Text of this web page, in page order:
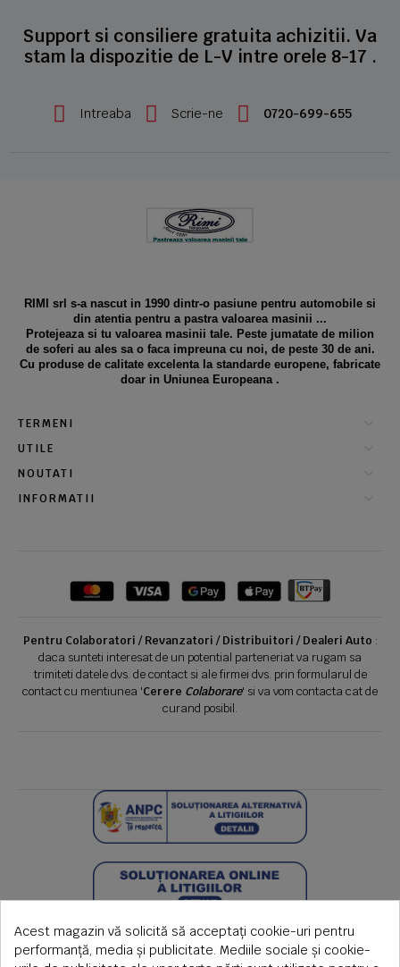
Support si consiliere gratuita achizitii. Va
stam la dispozitie de L-V intre orele 8-17 .
Intreaba Scrie-ne 0720-699-655
RIMI srl s-a nascut in 1990 dintr-o pasiune pentru automobile si
din atentia pentru a pastra valoarea masinii ...
Protejeaza si tu valoarea masinii tale. Peste jumatate de milion
de soferi au ales sa o faca impreuna cu noi, de peste 30 de ani.
Cu produse de calitate excelenta la standarde europene, fabricate
doar in Uniunea Europeana .
TERMENI
UTILE
NOUTATI
INFORMATII
Pentru Colaboratori / Revanzatori / Distribuitori / Dealeri Auto :
daca sunteti interesat de un potential parteneriat va rugam sa
trimiteti datele dvs. de contact si ale firmei dvs. prin formularul de
contact cu mentiunea 'Cerere Colaborare' si va vom contacta cat de
curand posibil.
Acest magazin vă solicită să acceptați cookie-uri pentru
performanță, media și publicitate. Mediile sociale și cookie-